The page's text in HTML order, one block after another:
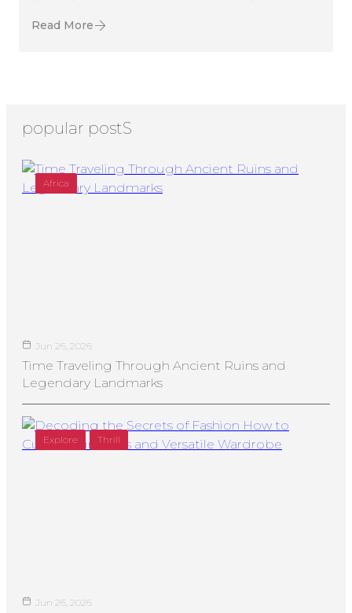
Read More
popular postS
Africa
Jun 26, 2026
Time Traveling Through Ancient Ruins and
Legendary Landmarks
Explore Thrill
Jun 26, 2026